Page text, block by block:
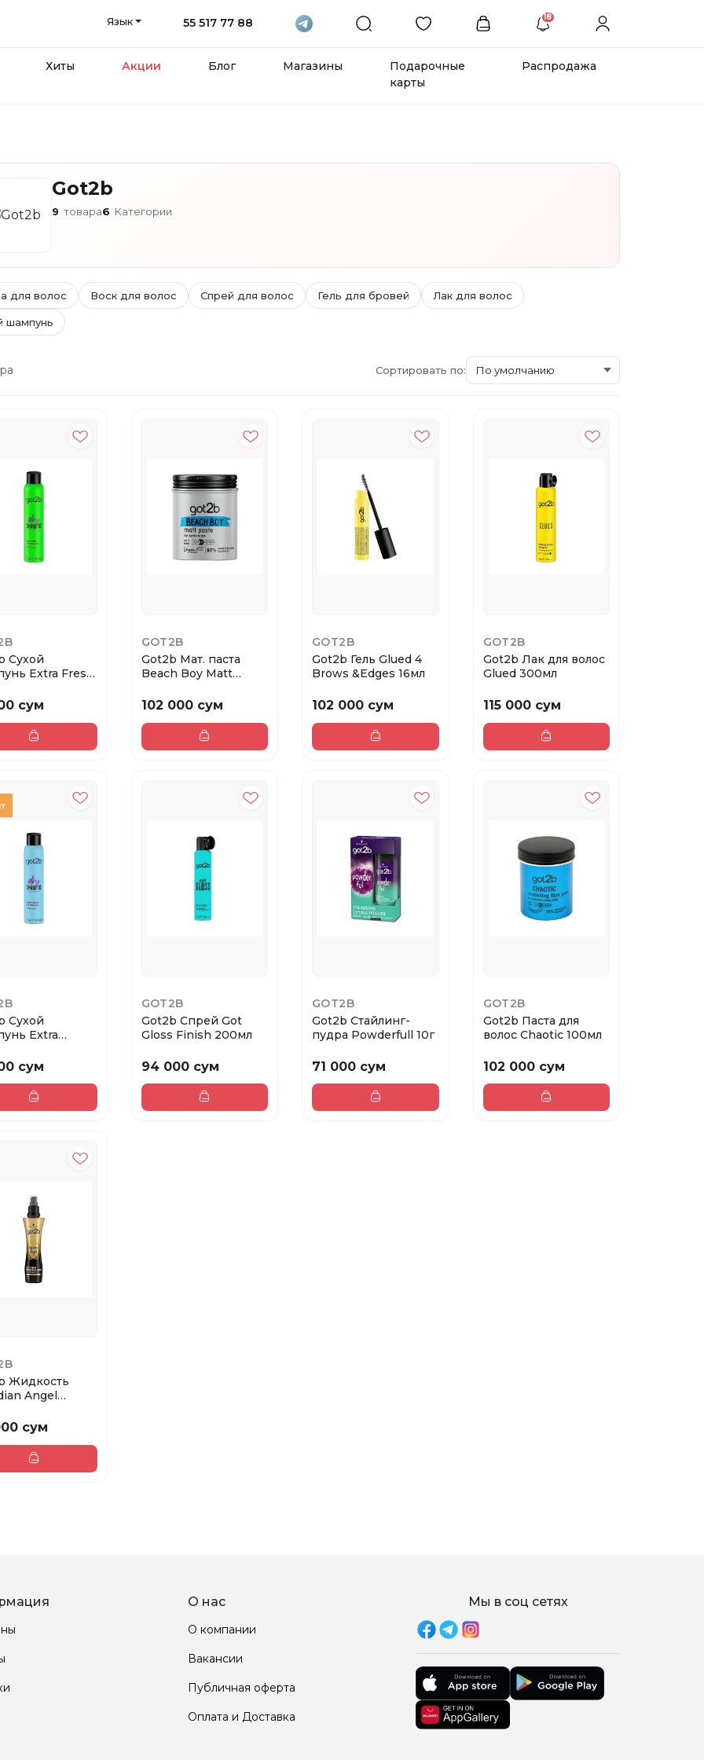
Язык 55 517 77 88 18
Хиты Акции Блог Магазины
Подарочные
карты
Распродажа
Got2b
9 товара6 Категории
для волос Воск для волос Спрей для волос Гель для бровей Лак для волос
шампунь
Сортировать по:
Сухой
Extra Fresh
сум
GOT2B
Got2b Мат. паста
Beach Boy Matt
102 000 сум
GOT2B
Got2b Гель Glued 4
Brows &Edges 16мл
102 000 сум
GOT2B
Got2b Лак для волос
Glued 300мл
115 000 сум
Сухой
Extra
сум
GOT2B
Got2b Спрей Got
Gloss Finish 200мл
94 000 сум
GOT2B
Got2b Стайлинг-
пудра Powderfull 10г
71 000 сум
GOT2B
Got2b Паста для
волос Chaotic 100мл
102 000 сум
Жидкость
Angel
сум
О нас
О компании
Вакансии
Публичная оферта
Оплата и Доставка
Мы в соц сетях